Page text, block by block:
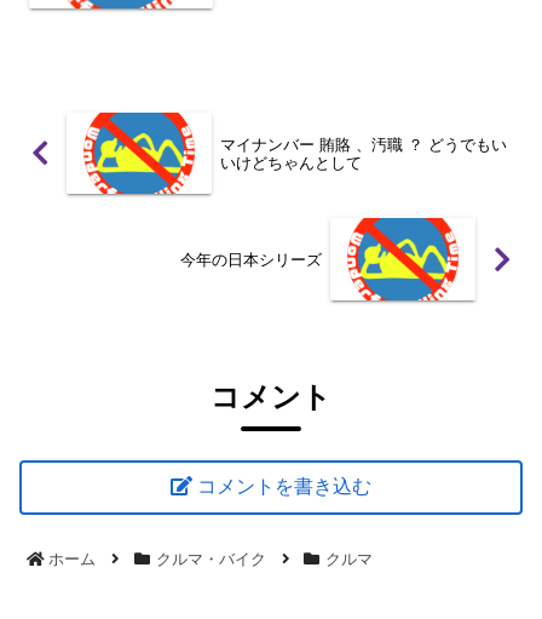
マイナンバー 賄賂 、汚職 ？ どうでもい
いけどちゃんとして
今年の日本シリーズ
コメント
コメントを書き込む
ホーム クルマ・バイク クルマ